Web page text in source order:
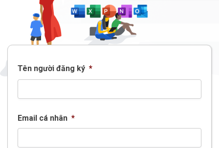
Tên người đăng ký *
Email cá nhân *